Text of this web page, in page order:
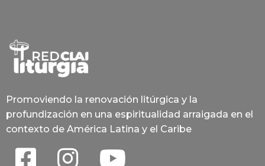
Promoviendo la renovación litúrgica y la
profundización en una espiritualidad arraigada en el
contexto de América Latina y el Caribe